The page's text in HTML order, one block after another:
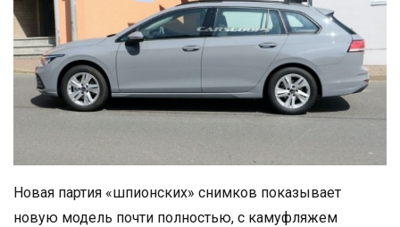
Новая партия «шпионских» снимков показывает
новую модель почти полностью, с камуфляжем